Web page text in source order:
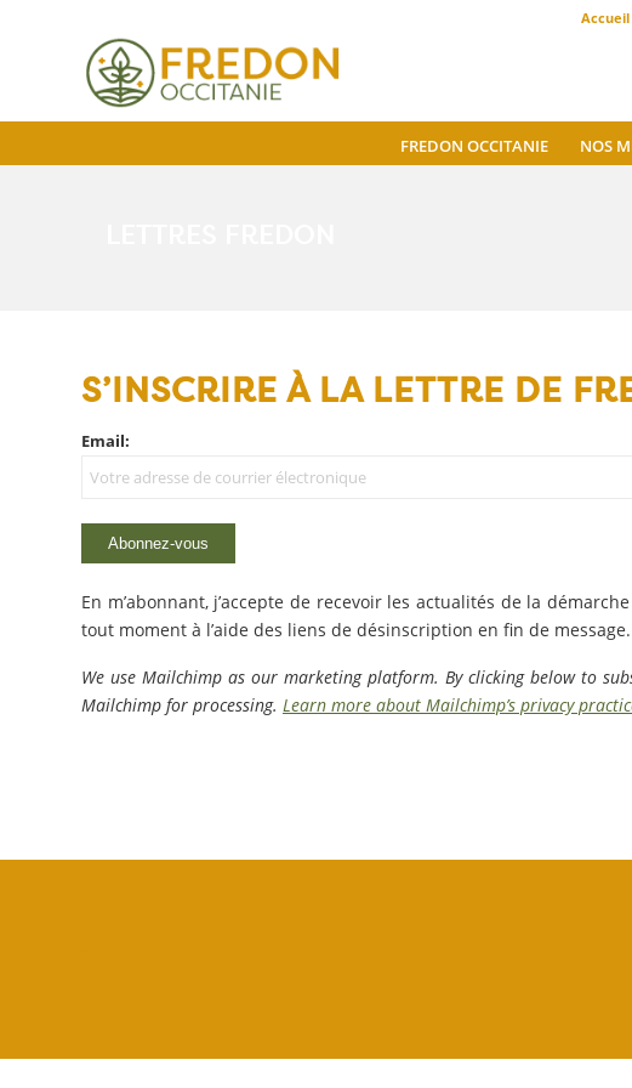
Accueil
FREDON OCCITANIE NOS
S’INSCRIRE À LA LETTRE DE
Email:
En m’abonnant, j’accepte de recevoir les actualités de la
tout moment à l’aide des liens de désinscription en fin de message.
We use Mailchimp as our marketing platform. By clicking below to
Mailchimp for processing. Learn more about Mailchimp’s privacy